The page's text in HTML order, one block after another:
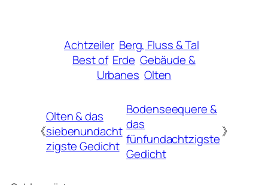
Achtzeiler Berg, Fluss & Tal
Best of Erde Gebäude &
Urbanes Olten
《
Olten & das
siebenundacht
zigste Gedicht
Bodenseequere &
das
fünfundachtzigste
Gedicht
》